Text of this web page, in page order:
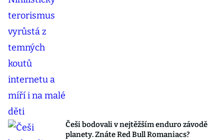
Češi bodovali v nejtěžším enduro závodě
planety. Znáte Red Bull Romaniacs?